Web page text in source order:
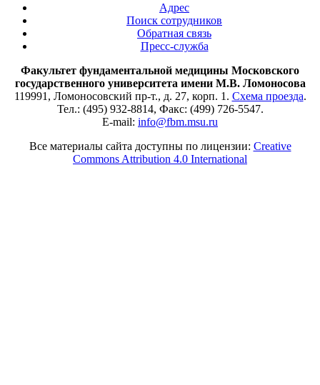
Адрес
Поиск сотрудников
Обратная связь
Пресс-служба
Факультет фундаментальной медицины Московского
государственного университета имени М.В. Ломоносова
119991, Ломоносовский пр-т., д. 27, корп. 1. Схема проезда.
Тел.: (495) 932-8814, Факс: (499) 726-5547.
E-mail: info@fbm.msu.ru
Все материалы сайта доступны по лицензии: Creative
Commons Attribution 4.0 International